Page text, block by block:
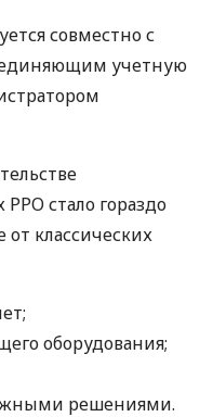
совместно с
учетную
стало гораздо
классических
оборудования;
решениями.